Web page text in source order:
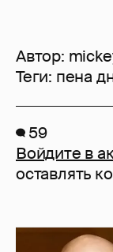
Автор:
Теги: пена
59
Войдите в
оставлять